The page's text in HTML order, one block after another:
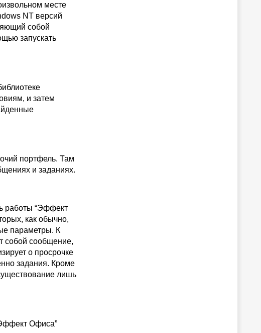
месте
NT версий
собой
запускать
и затем
портфель. Там
и заданиях.
работы “Эффект
как обычно,
параметры. К
собой сообщение,
о просрочке
задания. Кроме
лишь
Офиса”